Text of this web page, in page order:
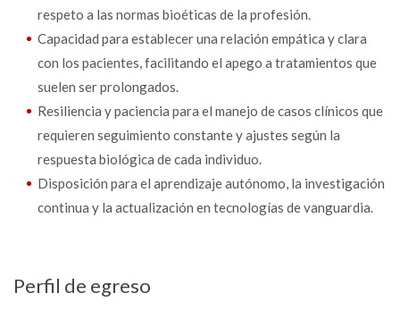
respeto a las normas bioéticas de la profesión.
Capacidad para establecer una relación empática y clara
con los pacientes, facilitando el apego a tratamientos que
suelen ser prolongados.
Resiliencia y paciencia para el manejo de casos clínicos que
requieren seguimiento constante y ajustes según la
respuesta biológica de cada individuo.
Disposición para el aprendizaje autónomo, la investigación
continua y la actualización en tecnologías de vanguardia.
Perfil de egreso